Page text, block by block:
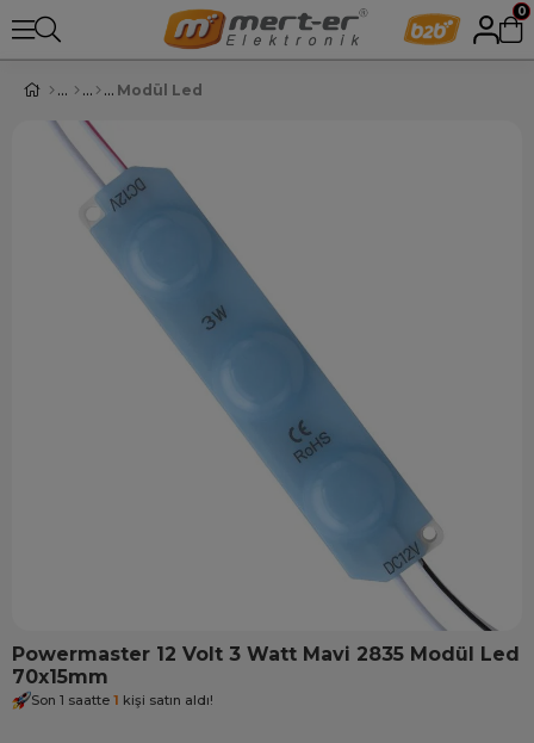
0
Modül Led
Powermaster 12 Volt 3 Watt Mavi 2835 Modül Led
70x15mm
Son 1 saatte 1 kişi satın aldı!